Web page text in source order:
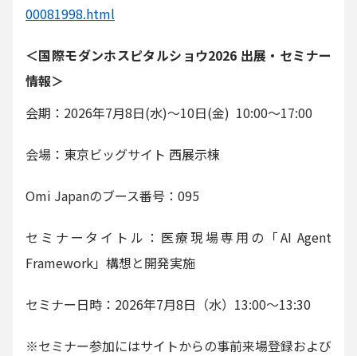
00081998.html
＜国際モダンホスピタルショウ2026 出展・セミナー
情報＞
会期：2026年7月8日(水)〜10日(金) 10:00〜17:00
会場：東京ビッグサイト 西展示棟
Omi Japanのブース番号：095
セミナータイトル：医療現場専用の「AI Agent
Framework」構想と開発実施
セミナー日時：2026年7月8日（水）13:00〜13:30
※セミナー参加にはサイトからの事前来場登録および